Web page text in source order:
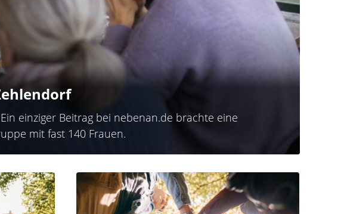
einziger Beitrag bei nebenan.de brachte eine
mit fast 140 Frauen.